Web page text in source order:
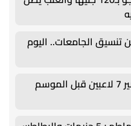
تنسيق الجامعات.. اليوم
غربلة في الزمالك.. حسم مصير 7 لاعبين قبل الموسم